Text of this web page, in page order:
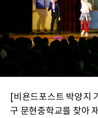
[비욘드포스트 박양지
구 문현중학교를 찾아